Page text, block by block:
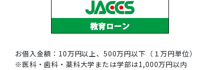
お借入金額：10万円以上、500万円以下（１万円単位）
※医科・歯科・薬科大学または学部は1,000万円以内